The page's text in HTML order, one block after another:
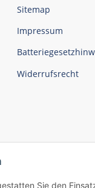
Sie den
Sitemap
Impressum
Widerrufsrecht